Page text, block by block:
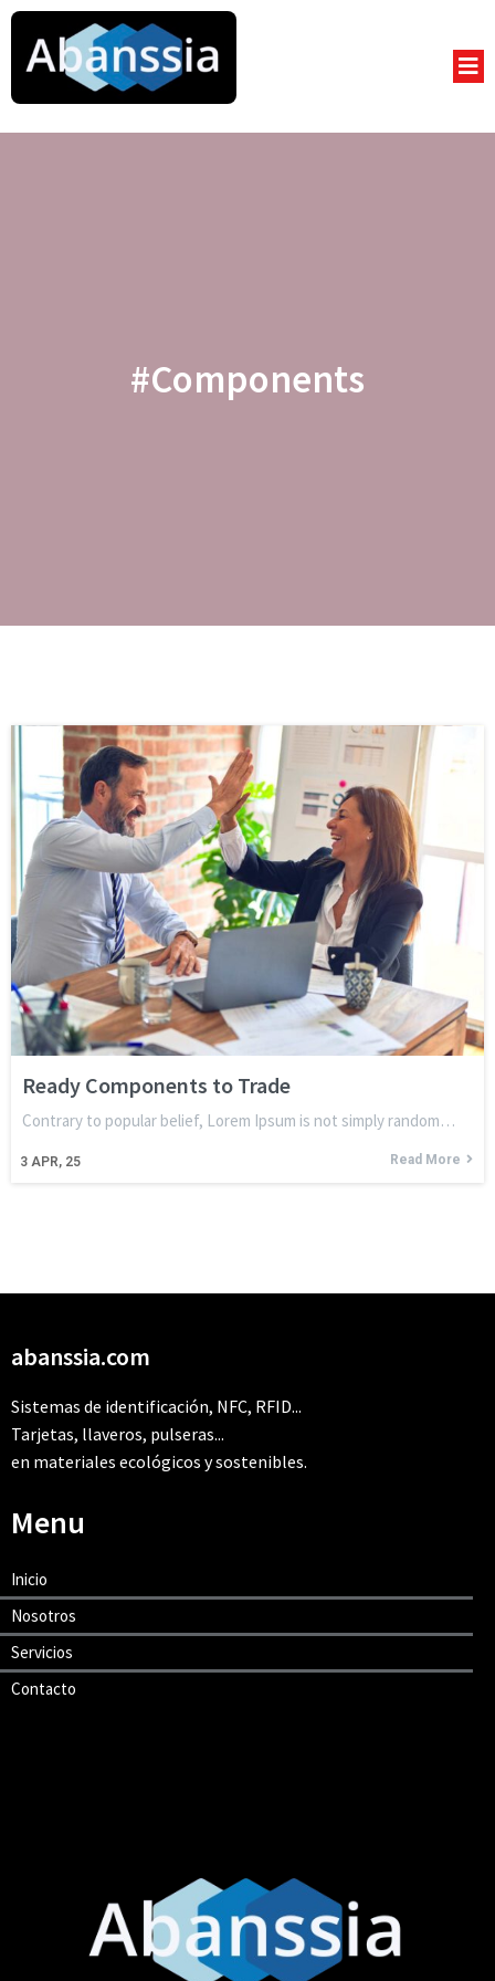
#Components
Ready Components to Trade
3 APR, 25
Contrary to popular belief, Lorem Ipsum is not simply random…
Read More
abanssia.com
Sistemas de identificación, NFC, RFID...
Tarjetas, llaveros, pulseras...
en materiales ecológicos y sostenibles.
Menu
Inicio
Nosotros
Servicios
Contacto